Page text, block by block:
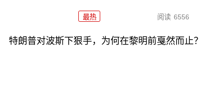
最热 阅读 6556
特朗普对波斯下狠手，为何在黎明前戛然而止？